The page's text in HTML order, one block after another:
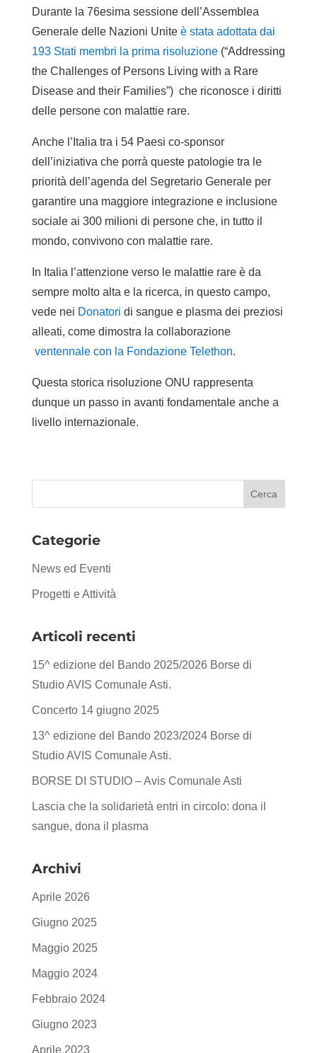
Durante la 76esima sessione dell’Assemblea
Generale delle Nazioni Unite è stata adottata dai
193 Stati membri la prima risoluzione(“Addressing
the Challenges of Persons Living with a Rare
Disease and their Families”) che riconosce i diritti
delle persone con malattie rare.
Anche l’Italia tra i 54 Paesi co-sponsor
dell’iniziativa che porrà queste patologie tra le
priorità dell’agenda del Segretario Generale per
garantire una maggiore integrazione e inclusione
sociale ai 300 milioni di persone che, in tutto il
mondo, convivono con malattie rare.
In Italia l’attenzione verso le malattie rare è da
sempre molto alta e la ricerca, in questo campo,
vede nei Donatori di sangue e plasma dei preziosi
alleati, come dimostra la collaborazione
ventennale con la Fondazione Telethon.
Questa storica risoluzione ONU rappresenta
dunque un passo in avanti fondamentale anche a
livello internazionale.
Categorie
News ed Eventi
Progetti e Attività
Articoli recenti
15^ edizione del Bando 2025/2026 Borse di
Studio AVIS Comunale Asti.
Concerto 14 giugno 2025
13^ edizione del Bando 2023/2024 Borse di
Studio AVIS Comunale Asti.
BORSE DI STUDIO – Avis Comunale Asti
Lascia che la solidarietà entri in circolo: dona il
sangue, dona il plasma
Archivi
Aprile 2026
Giugno 2025
Maggio 2025
Maggio 2024
Febbraio 2024
Giugno 2023
Aprile 2023